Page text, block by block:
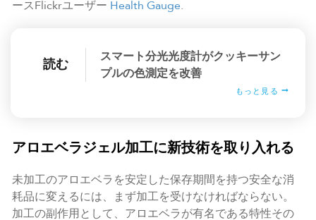
ースFlickrユーザー Health Gauge.
読む
スマート分光光度計がクッキーサン
プルの色測定を改善
もっと見る
アロエベラジェル加工に新技術を取り入れる
未加工のアロエベラを安定した保存期間を持つ安全な消
耗品に変えるには、まず加工を受けなければならない。
加工の副作用として、アロエベラが有名である特性その